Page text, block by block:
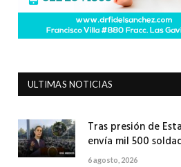
ULTIMAS NOTICIAS
Tras presión de
envía mil 500
6 agosto, 2026